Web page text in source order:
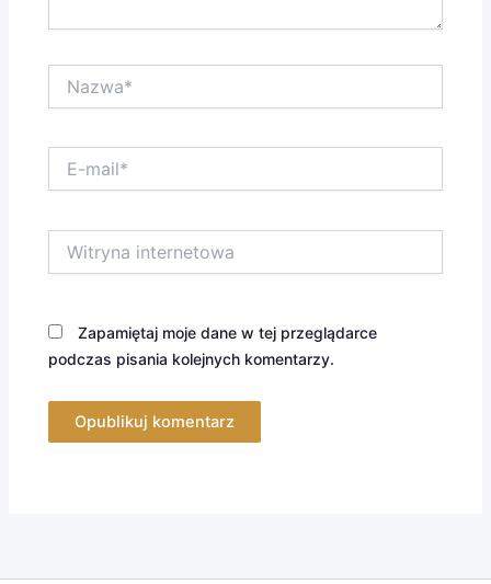
mail*
internetowa
Zapamiętaj moje dane w tej przeglądarce
podczas pisania kolejnych komentarzy.